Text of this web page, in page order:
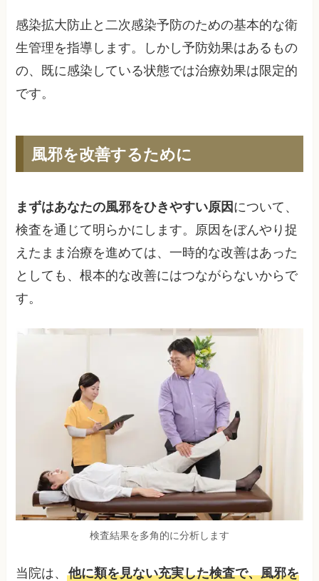
感染拡大防止と二次感染予防のための基本的な衛
生管理を指導します。しかし予防効果はあるもの
の、既に感染している状態では治療効果は限定的
です。
風邪を改善するために
まずはあなたの風邪をひきやすい原因 について、
検査を通じて明らかにします。原因をぼんやり捉
えたまま治療を進めては、一時的な改善はあった
としても、根本的な改善にはつながらないからで
す。
検査結果を多角的に分析します
当院は、他に類を見ない充実した検査で、風邪を